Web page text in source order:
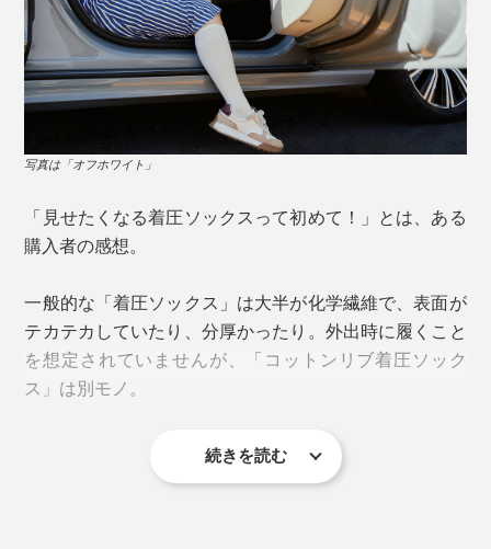
履く時のポイントは、最初にかかとを合わせてからソッ
クスを伸ばすこと。着圧の効果をきちんと出すため、履
き口を折り曲げたりたるませたりせず、均等に伸ばして
履いてください。
人間は常に立ったり座ったりしているものなので、単純
に「着圧値＝圧迫感」というわけではないのだと腑に落
ちました。
履くのも脱ぐのもラクラクなので、普通のソックスの延
長で毎日履くのも苦になりません。
写真は「オフホワイト」
「見せたくなる着圧ソックスって初めて！」とは、ある
購入者の感想。
一般的な「着圧ソックス」は大半が化学繊維で、表面が
テカテカしていたり、分厚かったり。外出時に履くこと
を想定されていませんが、「コットンリブ着圧ソック
ス」は別モノ。
続きを読む